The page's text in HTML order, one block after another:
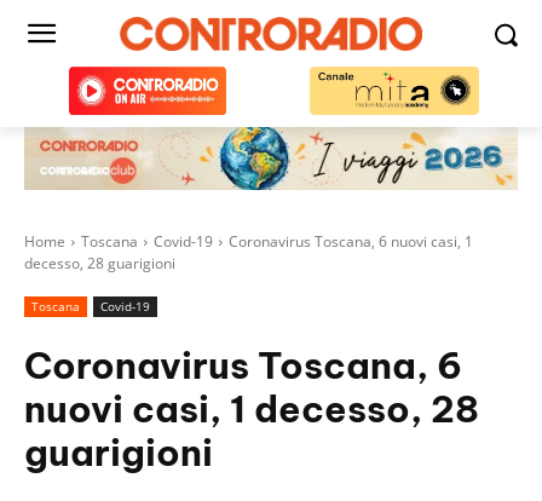
Home Toscana Covid-19
Coronavirus Toscana, 6 nuovi casi, 1
decesso, 28 guarigioni
Toscana Covid-19
Coronavirus Toscana, 6
nuovi casi, 1 decesso, 28
guarigioni